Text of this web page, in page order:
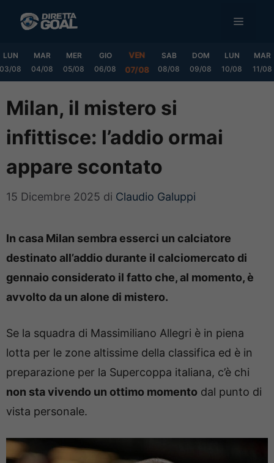
MENU
LUN
03/08
MAR
04/08
MER
05/08
GIO
06/08
VEN
07/08
SAB
08/08
DOM
09/08
LUN
10/08
MAR
11/08
Milan, il mistero si
infittisce: l’addio ormai
appare scontato
15 Dicembre 2025 di Claudio Galuppi
In casa Milan sembra esserci un calciatore
destinato all’addio durante il calciomercato di
gennaio considerato il fatto che, al momento, è
avvolto da un alone di mistero.
Se la squadra di Massimiliano Allegri è in piena
lotta per le zone altissime della classifica ed è in
preparazione per la Supercoppa italiana, c’è chi
non sta vivendo un ottimo momento dal punto di
vista personale.